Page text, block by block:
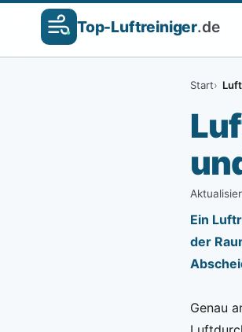
Top-Luftreiniger.de
Start
Ein
der
Genau